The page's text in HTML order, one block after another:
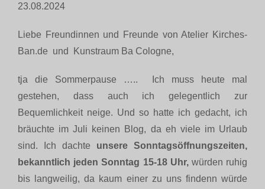
23.08.2024
Liebe Freundinnen und Freunde von Atelier Kirches-
Ban.de und Kunstraum Ba Cologne,
tja die Sommerpause ….. Ich muss heute mal
gestehen, dass auch ich gelegentlich zur
Bequemlichkeit neige. Und so hatte ich gedacht, ich
bräuchte im Juli keinen Blog, da eh viele im Urlaub
sind. Ich dachte unsere Sonntagsöffnungszeiten,
bekanntlich jeden Sonntag 15-18 Uhr,würden ruhig
bis langweilig, da kaum einer zu uns findenn würde